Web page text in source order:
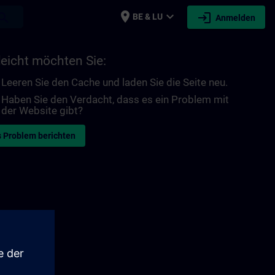
place BE & LU expand_more login Anmelden
möchten Sie:
Leeren Sie den Cache und laden Sie die Seite neu.
Haben Sie den Verdacht, dass es ein Problem mit
der Website gibt?
Problem berichten